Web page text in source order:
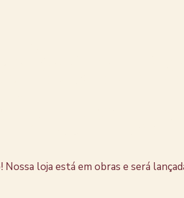
Nossa loja está em obras e será